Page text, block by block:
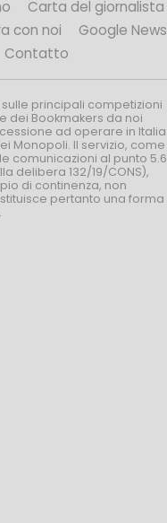
Carta del giornalista
con noi
Google News
Contatto
principali competizioni
dei Bookmakers da noi
ad operare in Italia
Monopoli. Il servizio, come
comunicazioni al punto 5.6
delibera 132/19/CONS),
di continenza, non
pertanto una forma